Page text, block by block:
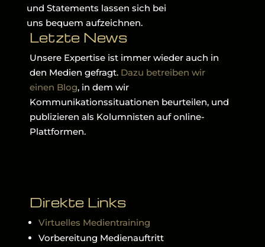
und Statements lassen sich bei
uns bequem aufzeichnen.
Letzte News
Unsere Expertise ist immer wieder auch in
den Medien gefragt. Dazu betreiben wir
einen Blog, in dem wir
Kommunikationssituationen beurteilen, und
publizieren als Kolumnisten auf online-
Plattformen.
Direkte Links
Virtuelles Medientraining
Vorbereitung Medienauftritt